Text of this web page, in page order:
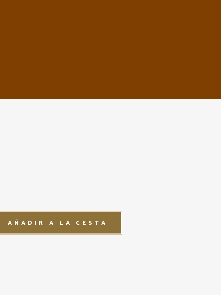
AÑADIR A LA CESTA